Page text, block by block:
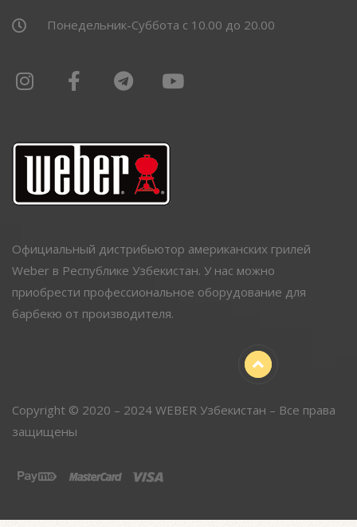
Понедельник-Суббота с 10.00 до 20.00
Официальный дистрибьютор американских грилей
Weber в Республике Узбекистан. У нас можно
приобрести профессиональное оборудование для
барбекю от производителя.
Copyright © 2020 – 2024 WEBER Узбекистан – Все права
защищены